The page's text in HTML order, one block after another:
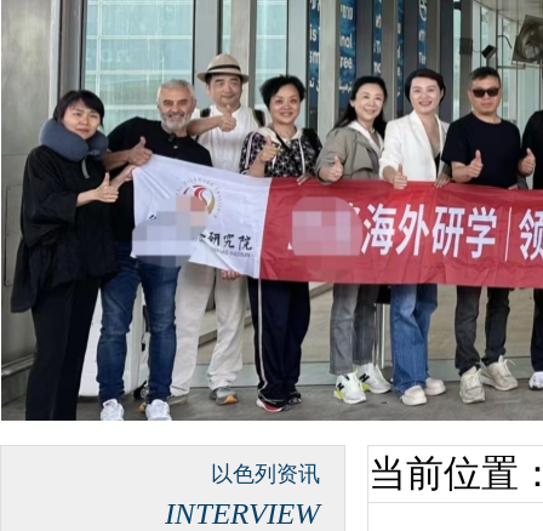
首页 以色列资讯 访问机构
以色列资讯
INTERVIEW
当前位置